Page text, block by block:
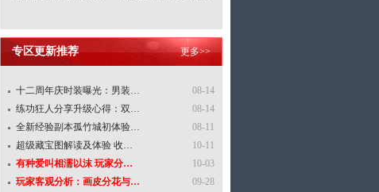
专区更新推荐 更多>>
08-14
十二周年庆时装曝光：男装…
08-14
练功狂人分享升级心得：双…
08-11
全新经验副本孤竹城初体验…
10-11
超级藏宝图解读及体验 收…
10-03
有种爱叫相濡以沫 玩家分…
09-28
玩家客观分析：画皮分花与…